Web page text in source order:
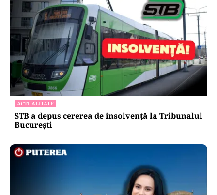
ACTUALITATE
STB a depus cererea de insolvență la Tribunalul
București